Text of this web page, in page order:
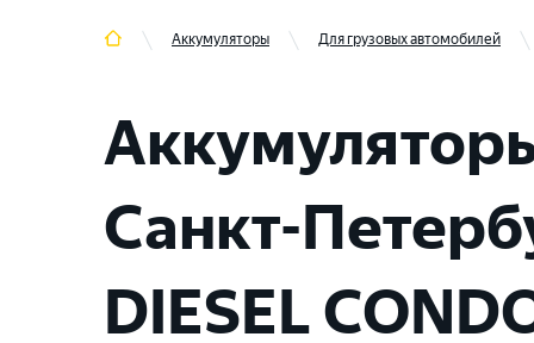
Аккумуляторы Для грузовых автомобилей
Санкт-
DIESEL